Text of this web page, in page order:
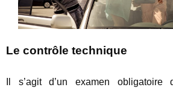
Le contrôle technique
Il s’agit d’un examen obligatoire